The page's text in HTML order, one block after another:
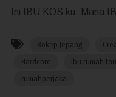
Ini IBU KOS ku, Mana
Bokep Jepang
Hardcore
ibu rumah
rumahperjaka